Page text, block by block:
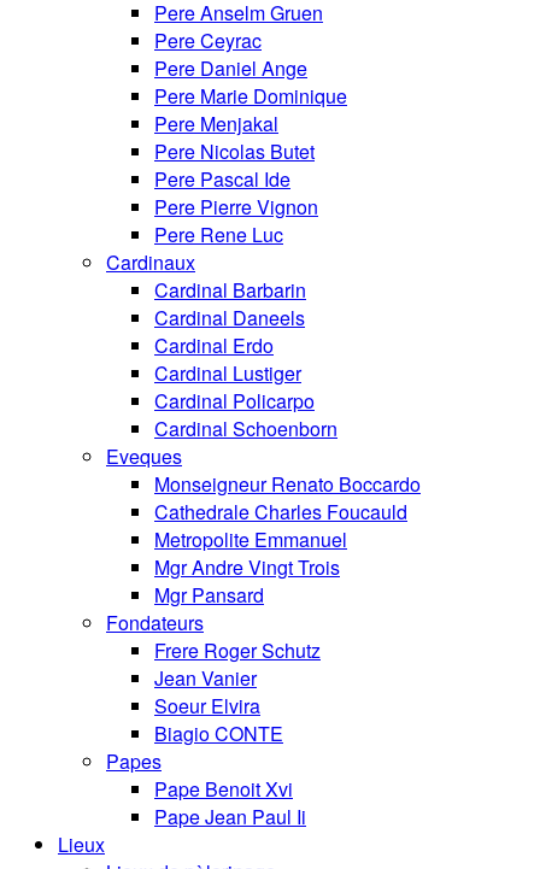
Pere Anselm Gruen
Pere Ceyrac
Pere Daniel Ange
Pere Marie Dominique
Pere Menjakal
Pere Nicolas Butet
Pere Pascal Ide
Pere Pierre Vignon
Pere Rene Luc
Cardinaux
Cardinal Barbarin
Cardinal Daneels
Cardinal Erdo
Cardinal Lustiger
Cardinal Policarpo
Cardinal Schoenborn
Eveques
Monseigneur Renato Boccardo
Cathedrale Charles Foucauld
Metropolite Emmanuel
Mgr Andre Vingt Trois
Mgr Pansard
Fondateurs
Frere Roger Schutz
Jean Vanier
Soeur Elvira
Biagio CONTE
Papes
Pape Benoit Xvi
Pape Jean Paul Ii
Lieux